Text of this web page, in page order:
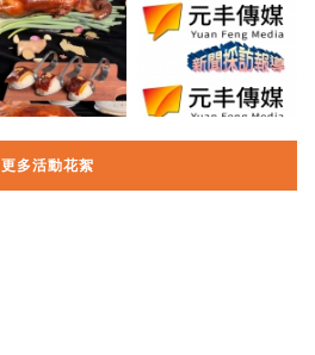
更多活動花絮